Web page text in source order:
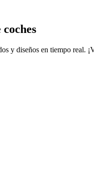
diseños en tiempo real.